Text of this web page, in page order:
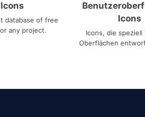
Icons
database of free
any project.
Icons
Icons, die speziell
Oberflächen